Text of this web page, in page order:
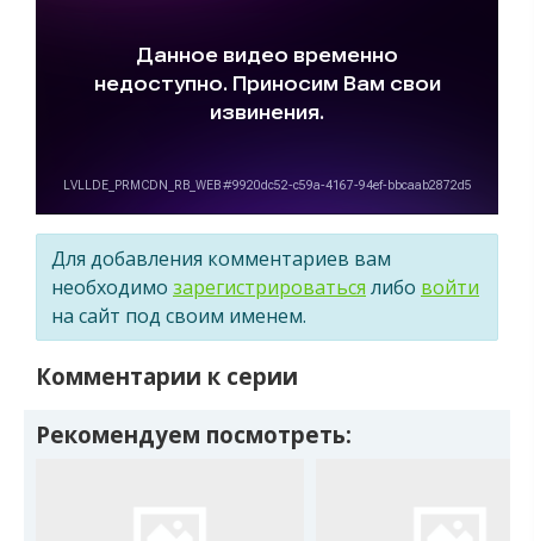
Для добавления комментариев вам
необходимо зарегистрироваться либо войти
на сайт под своим именем.
Комментарии к серии
Рекомендуем посмотреть: